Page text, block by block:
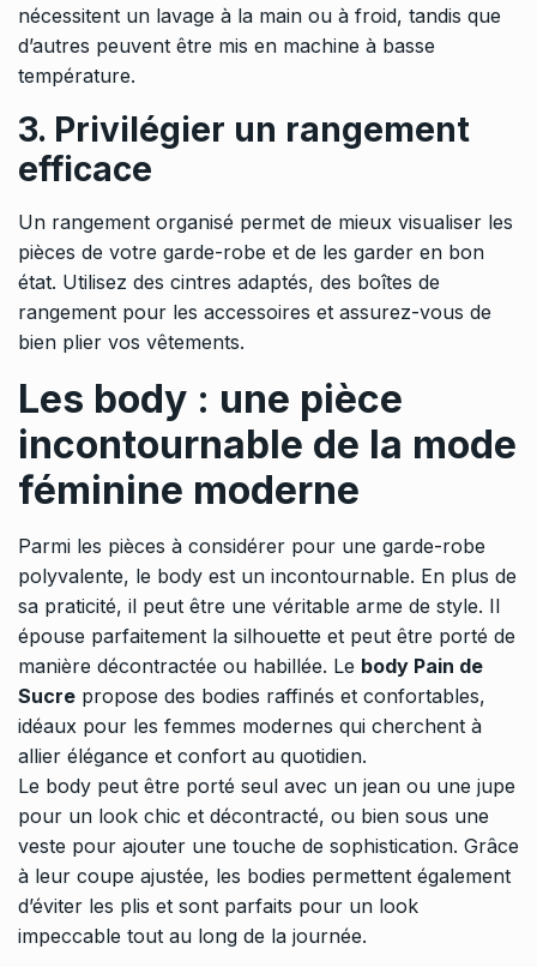
nécessitent un lavage à la main ou à froid, tandis que
d’autres peuvent être mis en machine à basse
température.
3. Privilégier un rangement
efficace
Un rangement organisé permet de mieux visualiser les
pièces de votre garde-robe et de les garder en bon
état. Utilisez des cintres adaptés, des boîtes de
rangement pour les accessoires et assurez-vous de
bien plier vos vêtements.
Les body : une pièce
incontournable de la mode
féminine moderne
Parmi les pièces à considérer pour une garde-robe
polyvalente, le body est un incontournable. En plus de
sa praticité, il peut être une véritable arme de style. Il
épouse parfaitement la silhouette et peut être porté de
manière décontractée ou habillée. Le body Pain de
Sucre propose des bodies raffinés et confortables,
idéaux pour les femmes modernes qui cherchent à
allier élégance et confort au quotidien.
Le body peut être porté seul avec un jean ou une jupe
pour un look chic et décontracté, ou bien sous une
veste pour ajouter une touche de sophistication. Grâce
à leur coupe ajustée, les bodies permettent également
d’éviter les plis et sont parfaits pour un look
impeccable tout au long de la journée.